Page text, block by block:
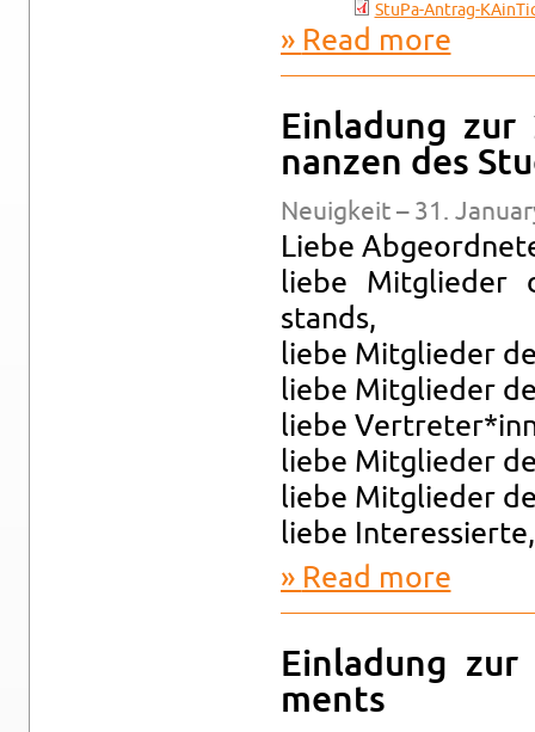
StuPa-​Antrag-​
Read more
Ein­ladung
nanzen des
Neuigkeit – 31.
Liebe
liebe Mit­glieder
stands,
liebe Mit­glieder
liebe Mit­glieder
liebe
liebe Mit­glieder
liebe Mit­glieder
liebe In­ter­essierte,
Read more
Ein­ladung
ments